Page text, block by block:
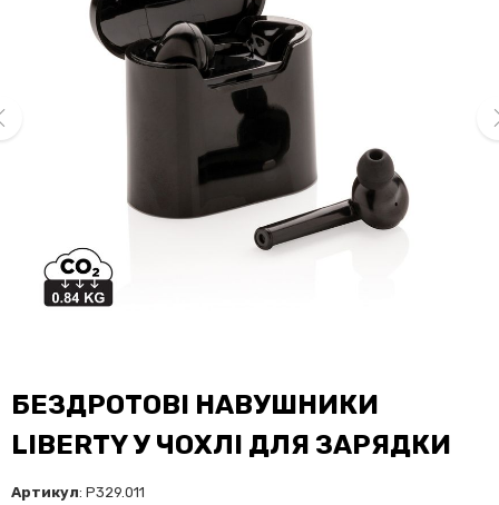
БЕЗДРОТОВІ НАВУШНИКИ
LIBERTY У ЧОХЛІ ДЛЯ ЗАРЯДКИ
Артикул: P329.011